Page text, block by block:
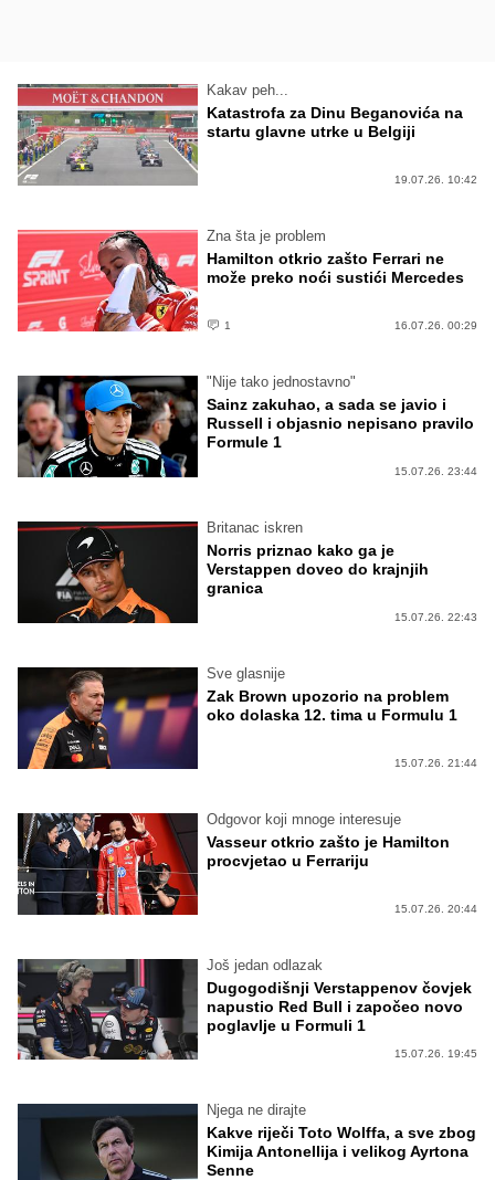
Kakav peh...
Katastrofa za Dinu Beganovića na
startu glavne utrke u Belgiji
19.07.26. 10:42
Zna šta je problem
Hamilton otkrio zašto Ferrari ne
može preko noći sustići Mercedes
1 16.07.26. 00:29
"Nije tako jednostavno"
Sainz zakuhao, a sada se javio i
Russell i objasnio nepisano pravilo
Formule 1
15.07.26. 23:44
Britanac iskren
Norris priznao kako ga je
Verstappen doveo do krajnjih
granica
15.07.26. 22:43
Sve glasnije
Zak Brown upozorio na problem
oko dolaska 12. tima u Formulu 1
15.07.26. 21:44
Odgovor koji mnoge interesuje
Vasseur otkrio zašto je Hamilton
procvjetao u Ferrariju
15.07.26. 20:44
Još jedan odlazak
Dugogodišnji Verstappenov čovjek
napustio Red Bull i započeo novo
poglavlje u Formuli 1
15.07.26. 19:45
Njega ne dirajte
Kakve riječi Toto Wolffa, a sve zbog
Kimija Antonellija i velikog Ayrtona
Senne